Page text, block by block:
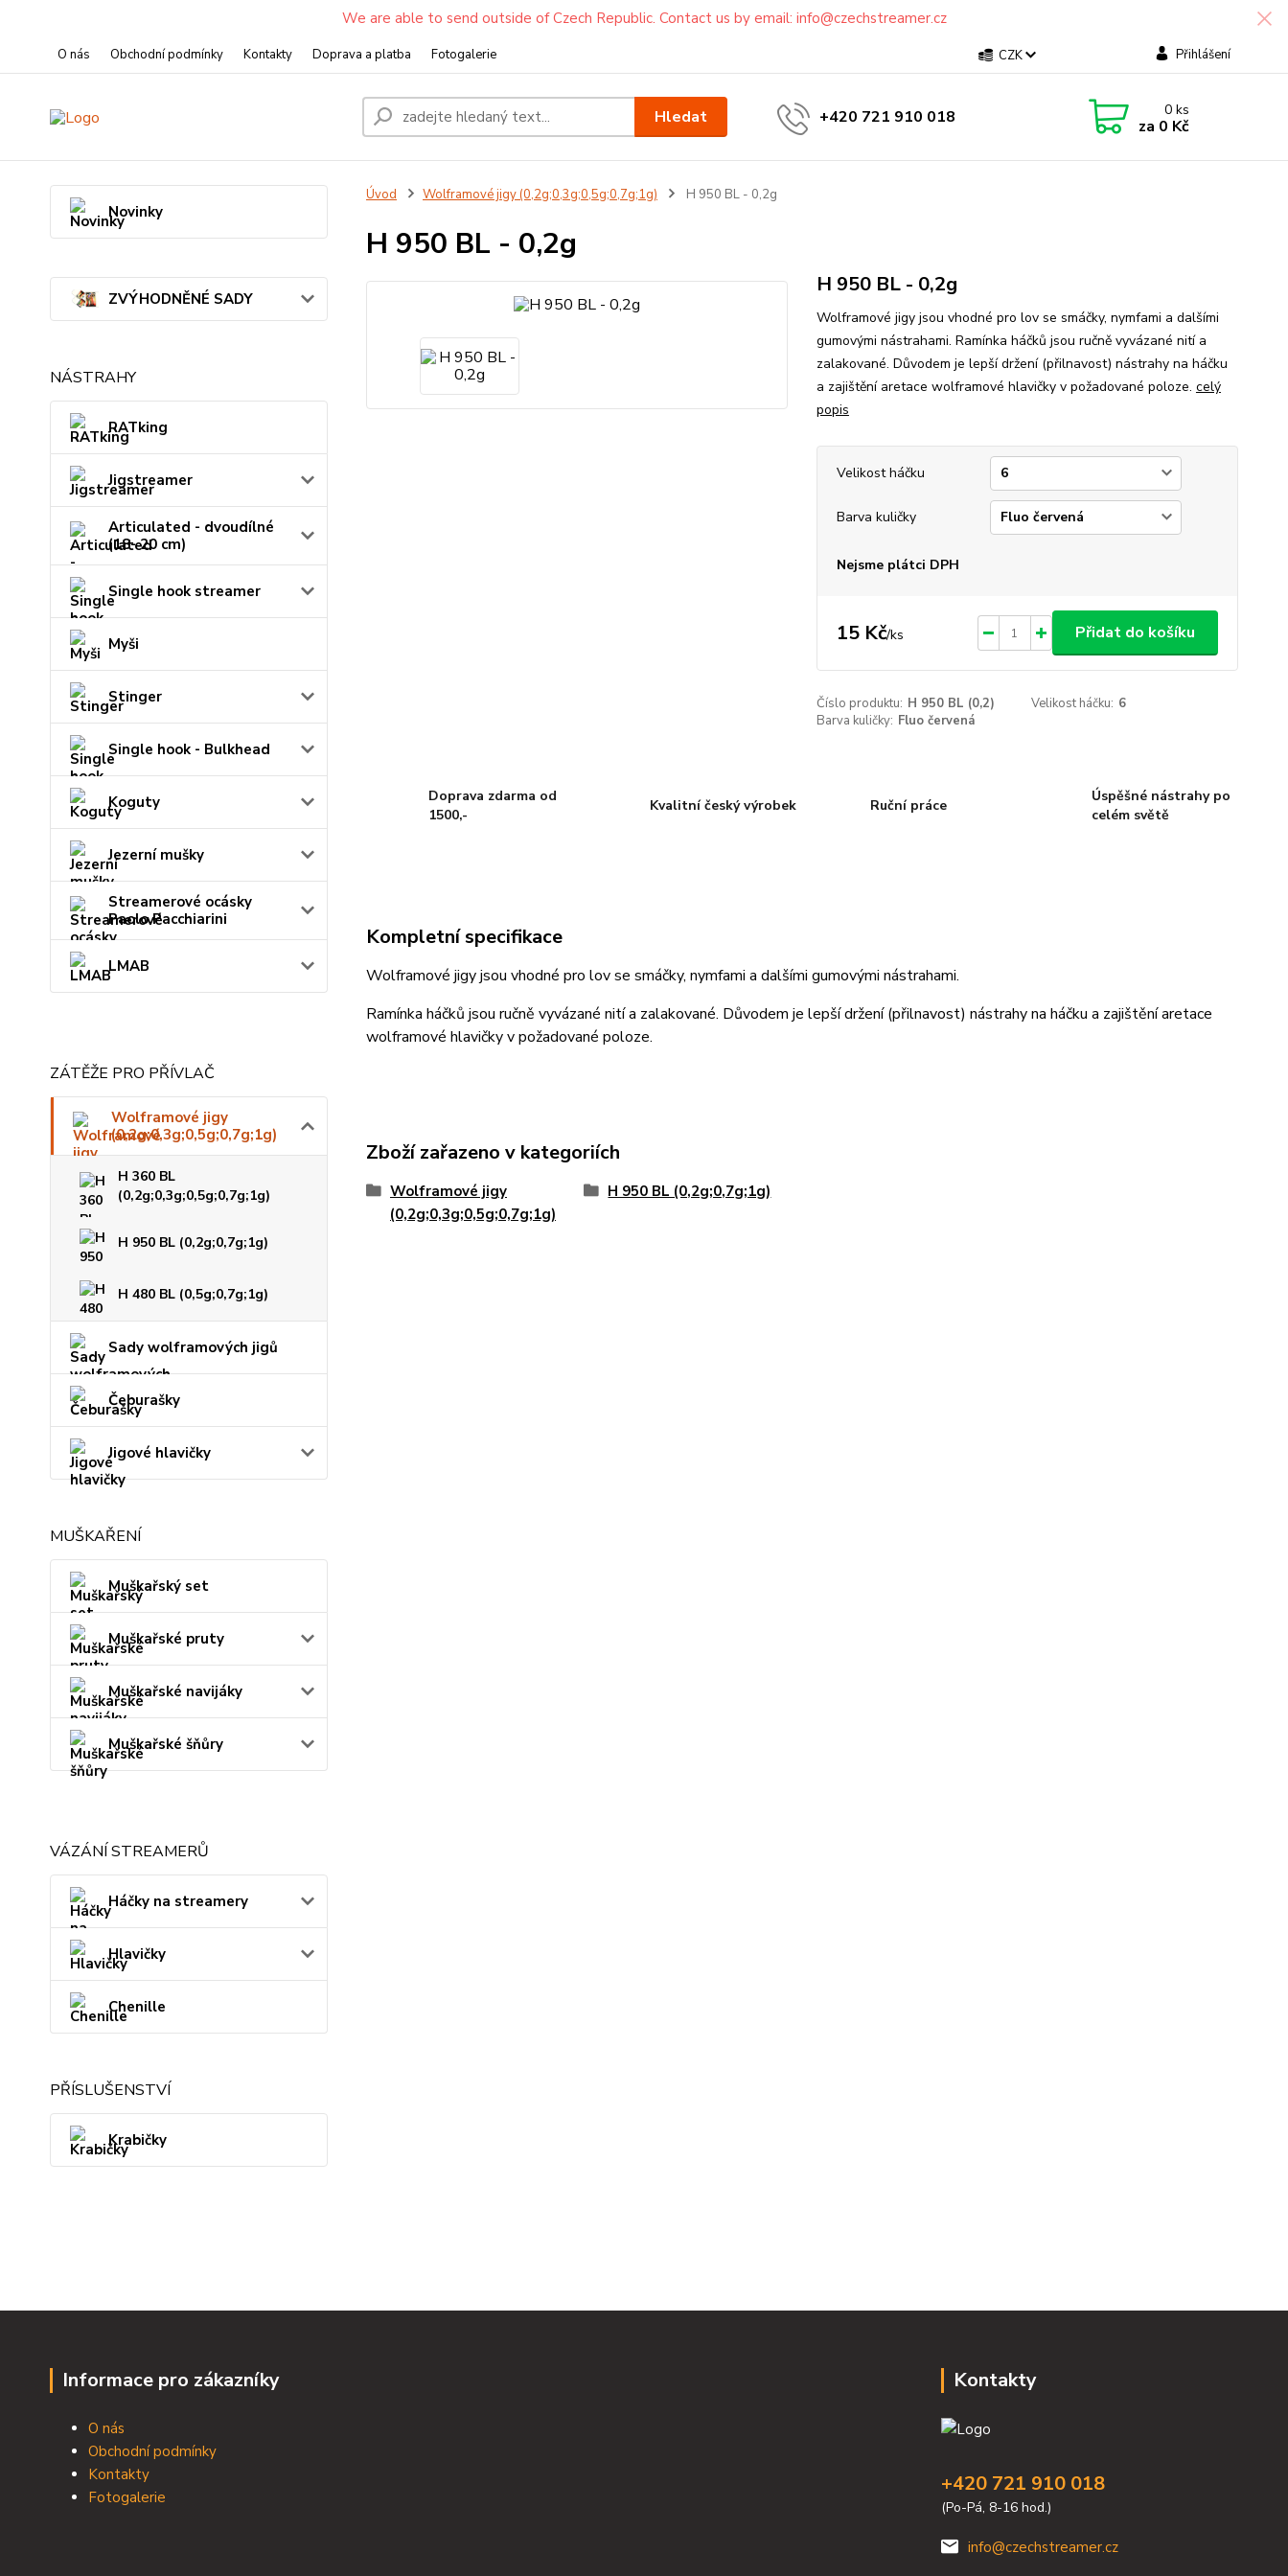
We are able to send outside of Czech Republic. Contact us by email: info@czechstreamer.cz
O nás Obchodní podmínky Kontakty Doprava a platba Fotogalerie CZK Přihlášení
Hledat +420 721 910 018 0ks
za 0 Kč
Novinky
ZVÝHODNĚNÉ SADY
NÁSTRAHY
RATking
Jigstreamer
Articulated - dvoudílné
(18- 20 cm)
Single hook streamer
Myši
Stinger
Single hook - Bulkhead
Koguty
Jezerní mušky
Streamerové ocásky
Paolo Pacchiarini
LMAB
ZÁTĚŽE PRO PŘÍVLAČ
Wolframové jigy
(0,2g;0,3g;0,5g;0,7g;1g)
H 360 BL
(0,2g;0,3g;0,5g;0,7g;1g)
H 950 BL (0,2g;0,7g;1g)
H 480 BL (0,5g;0,7g;1g)
Sady wolframových jigů
Čeburašky
Jigové hlavičky
MUŠKAŘENÍ
Muškařský set
Muškařské pruty
Muškařské navijáky
Muškařské šňůry
VÁZÁNÍ STREAMERŮ
Háčky na streamery
Hlavičky
Chenille
PŘÍSLUŠENSTVÍ
Krabičky
Úvod Wolframové jigy (0,2g;0,3g;0,5g;0,7g;1g) H 950 BL - 0,2g
H 950 BL - 0,2g
H 950 BL - 0,2g
Wolframové jigy jsou vhodné pro lov se smáčky, nymfami a dalšími
gumovými nástrahami. Ramínka háčků jsou ručně vyvázané nití a
zalakované. Důvodem je lepší držení (přilnavost) nástrahy na háčku
a zajištění aretace wolframové hlavičky v požadované poloze. celý
popis
Velikost háčku
Barva kuličky
Nejsme plátci DPH
15 Kč/ks Přidat do košíku
Číslo produktu: H 950 BL (0,2) Velikost háčku: 6
Barva kuličky: Fluo červená
Doprava zdarma od
1500,-
Kvalitní český výrobek Ruční práce
Úspěšné nástrahy po
celém světě
Kompletní specifikace
Wolframové jigy jsou vhodné pro lov se smáčky, nymfami a dalšími gumovými nástrahami.
Ramínka háčků jsou ručně vyvázané nití a zalakované. Důvodem je lepší držení (přilnavost) nástrahy na háčku a zajištění aretace
wolframové hlavičky v požadované poloze.
Zboží zařazeno v kategoriích
Wolframové jigy
(0,2g;0,3g;0,5g;0,7g;1g)
H 950 BL (0,2g;0,7g;1g)
Informace pro zákazníky
O nás
Obchodní podmínky
Kontakty
Fotogalerie
Kontakty
+420 721 910 018
(Po-Pá, 8-16 hod.)
info@czechstreamer.cz